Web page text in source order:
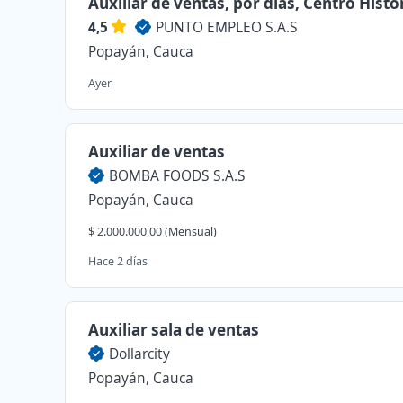
4,5
PUNTO EMPLEO S.A.S
Popayán, Cauca
Ayer
Auxiliar de ventas
BOMBA FOODS S.A.S
Popayán, Cauca
$ 2.000.000,00 (Mensual)
Hace 2 días
Auxiliar sala de ventas
Dollarcity
Popayán, Cauca